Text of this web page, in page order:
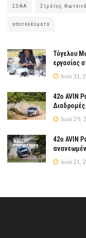
ΣΟΑΑ Στράτος
αποτελέσματα
Τόγελου
εργασίας
Ιούλ 31,
42ο AVIN
Ιούλ 29,
42ο AVIN
Ιούλ 21,